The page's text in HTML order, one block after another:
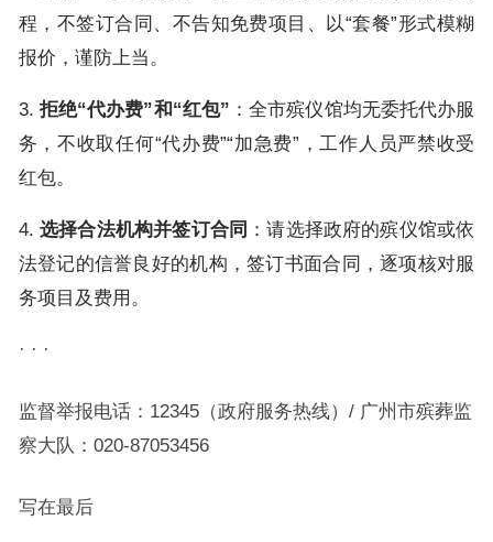
程，不签订合同、不告知免费项目、以“套餐”形式模糊
报价，谨防上当。
3. 拒绝“代办费”和“红包” ：全市殡仪馆均无委托代办服
务，不收取任何“代办费”“加急费”，工作人员严禁收受
红包。
4. 选择合法机构并签订合同 ：请选择政府的殡仪馆或依
法登记的信誉良好的机构，签订书面合同，逐项核对服
务项目及费用。
· · ·
监督举报电话：12345（政府服务热线）/ 广州市殡葬监
察大队：020-87053456
写在最后